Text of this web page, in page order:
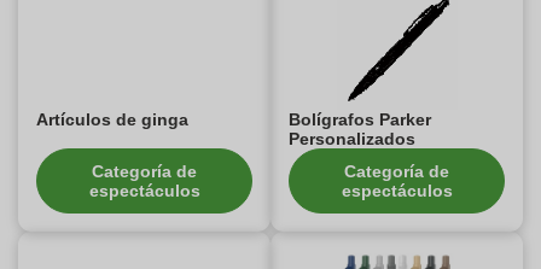
Artículos de ginga
Categoría de
espectáculos
Bolígrafos Parker
Personalizados
Categoría de
espectáculos